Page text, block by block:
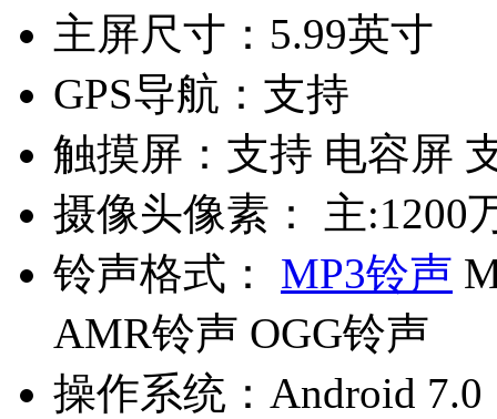
主屏尺寸： 5.99英寸
GPS导航： 支持
触摸屏： 支持 电容屏
摄像头像素：
主:1200
铃声格式：
MP3铃声
AMR铃声 OGG铃声
操作系统： Android 7.0